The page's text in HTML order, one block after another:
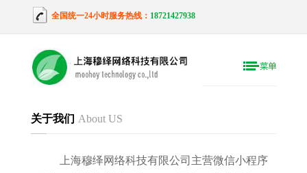
全国统一24小时服务热线： 18721427938
关于我们 About US
上海穆绎网络科技有限公司主营微信小程序